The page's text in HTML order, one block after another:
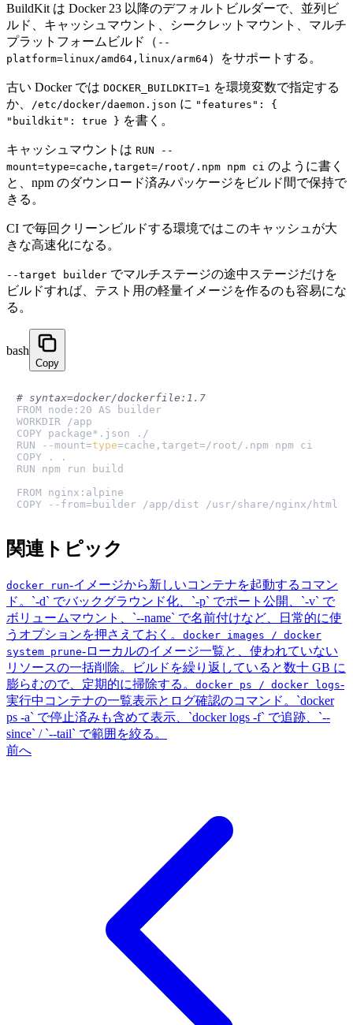
BuildKit は Docker 23 以降のデフォルトビルダーで、並列ビ
ルド、キャッシュマウント、シークレットマウント、マルチ
プラットフォームビルド（ --
platform=linux/amd64,linux/arm64）をサポートする。
古い Docker では DOCKER_BUILDKIT=1 を環境変数で指定する
か、
/etc/docker/daemon.json に "features": {
"buildkit": true } を書く。
キャッシュマウントは RUN --
mount=type=cache,target=/root/.npm npm ci のように書く
と、npm のダウンロード済みパッケージをビルド間で保持で
きる。
CI で毎回クリーンビルドする環境ではこのキャッシュが大
きな高速化になる。
--target builder でマルチステージの途中ステージだけを
ビルドすれば、テスト用の軽量イメージを作るのも容易にな
る。
bash
Copy
# syntax=docker/dockerfile:1.7
FROM node:20 AS builder
WORKDIR /app
COPY package*.json ./
RUN --mount=type=cache,target=/root/.npm npm ci
COPY . .
RUN npm run build
FROM nginx:alpine
COPY --from=builder /app/dist /usr/share/nginx/html
関連トピック
docker run-イメージから新しいコンテナを起動するコマン
ド。`-d` でバックグラウンド化、`-p` でポート公開、`-v` で
ボリュームマウント、`--name` で名前付けなど、日常的に使
うオプションを押さえておく。 docker images / docker
system prune-ローカルのイメージ一覧と、使われていない
リソースの一括削除。ビルドを繰り返していると数十 GB に
膨らむので、定期的に掃除する。 docker ps / docker logs-
実行中コンテナの一覧表示とログ確認のコマンド。`docker
ps -a` で停止済みも含めて表示、`docker logs -f` で追跡、`--
since` / `--tail` で範囲を絞る。
前へ